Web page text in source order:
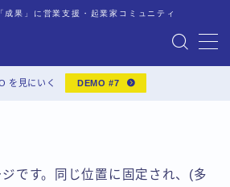
果」に営業支援・起業家コミュニティ
を見にいく DEMO #7
です。同じ位置に固定され、(多